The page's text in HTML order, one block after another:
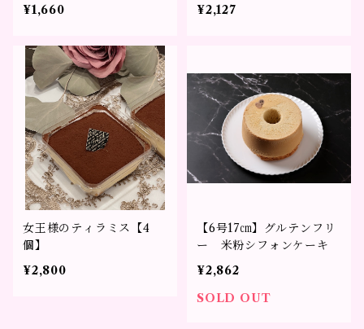
¥1,660
¥2,127
女王様のティラミス【4
個】
¥2,800
【6号17㎝】グルテンフリ
ー 米粉シフォンケーキ
¥2,862
SOLD OUT